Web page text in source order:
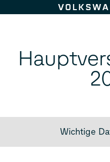
Zum Seiteninhalt springen
Wichtige